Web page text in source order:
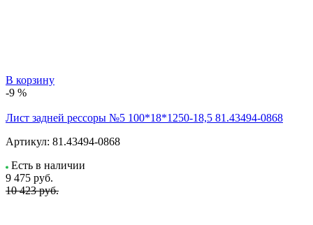
В корзину
-9 %
Лист задней рессоры №5 100*18*1250-18,5 81.43494-0868
Артикул: 81.43494-0868
Есть в наличии
9 475 руб.
10 423 руб.